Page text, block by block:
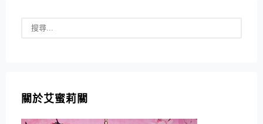
關於艾蜜莉關